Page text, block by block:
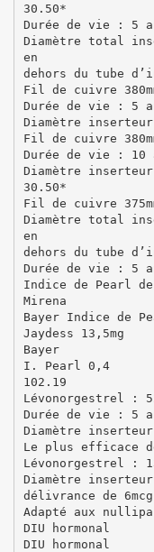
30.50*
Durée de vie : 5
Diamètre total
en
dehors du tube
Fil de cuivre
Durée de vie : 5
Diamètre inserteur
Fil de cuivre
Durée de vie : 10
Diamètre inserteur
30.50*
Fil de cuivre
Diamètre total
en
dehors du tube
Durée de vie : 5
Indice de Pearl
Mirena
Bayer Indice de
Jaydess 13,5mg
Bayer
I. Pearl 0,4
102.19
Lévonorgestrel :
Durée de vie : 5
Diamètre inserteur
Le plus efficace
Lévonorgestrel :
Diamètre inserteur
délivrance de
Adapté aux
DIU hormonal
DIU hormonal